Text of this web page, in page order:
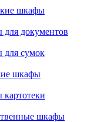
шкафы
документов
для сумок
шкафы
шкафы